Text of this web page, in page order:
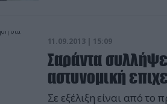
11.09.2013 | 15:09
Σαράντα
αστυνομική
Σε εξέλιξη είναι από το